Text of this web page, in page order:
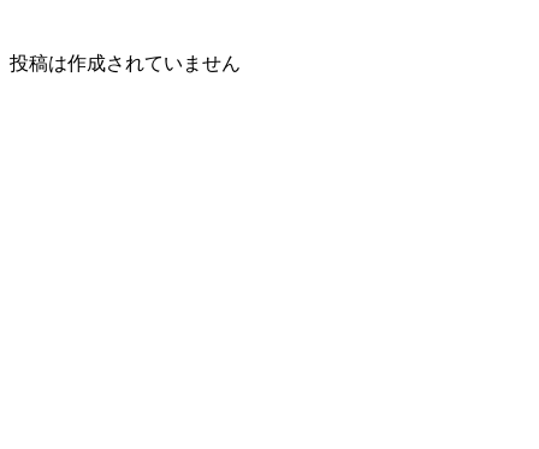
投稿は作成されていません